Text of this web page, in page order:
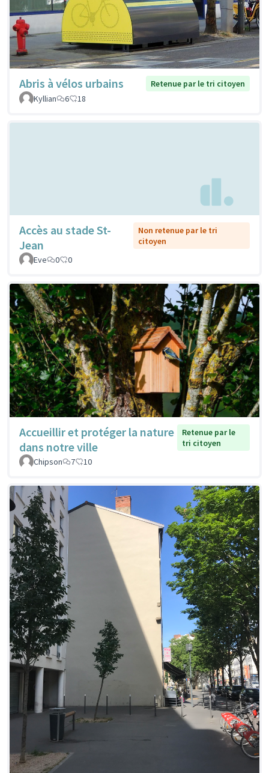
Abris à vélos urbains
Retenue par le tri citoyen
Kyllian
6 18
Accès au stade St-
Jean
Non retenue par le tri
citoyen
Eve
0 0
Accueillir et protéger la nature
dans notre ville
Retenue par le
tri citoyen
Chipson
7 10